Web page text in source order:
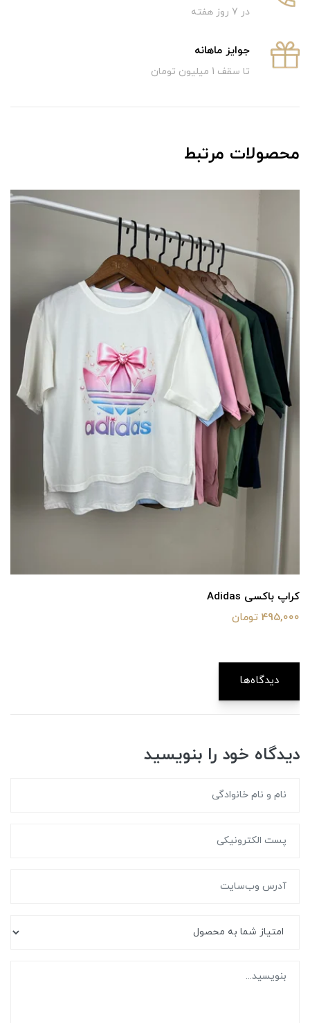
در 7 روز هفته
جوایز ماهانه
تا سقف 1 میلیون تومان
محصولات مرتبط
کراپ باکسی Adidas
495,000 تومان
دیدگاه‌ها
دیدگاه خود را بنویسید